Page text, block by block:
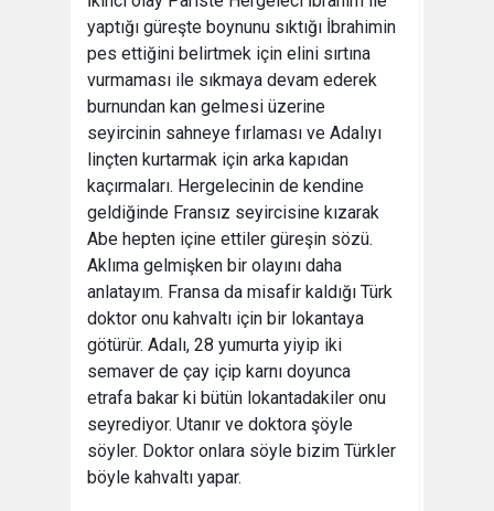
yaptığı güreşte boynunu sıktığı İbrahimin
pes ettiğini belirtmek için elini sırtına
vurmaması ile sıkmaya devam ederek
burnundan kan gelmesi üzerine
seyircinin sahneye fırlaması ve Adalıyı
linçten kurtarmak için arka kapıdan
kaçırmaları. Hergelecinin de kendine
geldiğinde Fransız seyircisine kızarak
Abe hepten içine ettiler güreşin sözü.
Aklıma gelmişken bir olayını daha
anlatayım. Fransa da misafir kaldığı Türk
doktor onu kahvaltı için bir lokantaya
götürür. Adalı, 28 yumurta yiyip iki
semaver de çay içip karnı doyunca
etrafa bakar ki bütün lokantadakiler onu
seyrediyor. Utanır ve doktora şöyle
söyler. Doktor onlara söyle bizim Türkler
böyle kahvaltı yapar.